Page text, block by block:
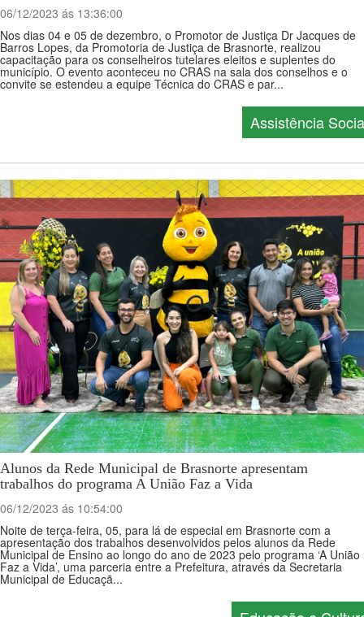
06/12/2023 ás 13:36:00
Nos dias 04 e 05 de dezembro, o Promotor de Justiça Dr Jacques de
Barros Lopes, da Promotoria de Justiça de Brasnorte, realizou
capacitação para os conselheiros tutelares eleitos e suplentes do
município. O evento aconteceu no CRAS na sala dos conselhos e o
convite se estendeu a equipe Técnica do CRAS e par...
Assistência
Alunos da Rede Municipal de Brasnorte apresentam
trabalhos do programa A União Faz a Vida
06/12/2023 ás 10:54:00
Noite de terça-feira, 05, para lá de especial em Brasnorte com a
apresentação dos trabalhos desenvolvidos pelos alunos da Rede
Municipal de Ensino ao longo do ano de 2023 pelo programa ‘A União
Faz a Vida’, uma parceria entre a Prefeitura, através da Secretaria
Municipal de Educaçã...